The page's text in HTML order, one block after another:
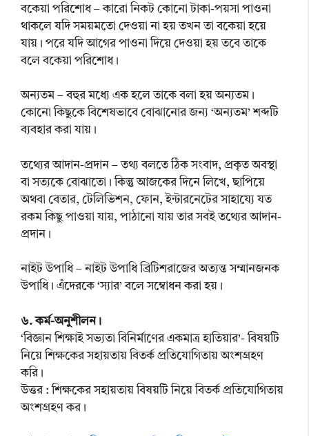
বকেয়া পরিশোধ – কারো নিকট কোনো টাকা-পয়সা পাওনা
থাকলে যদি সময়মতো দেওয়া না হয় তখন তা বকেয়া হয়ে
যায়। পরে যদি আগের পাওনা দিয়ে দেওয়া হয় তবে তাকে
বলে বকেয়া পরিশোধ।
অন্যতম – বহুর মধ্যে এক হলে তাকে বলা হয় অন্যতম।
কোনো কিছুকে বিশেষভাবে বোঝানোর জন্য ‘অন্যতম’ শব্দটি
ব্যবহার করা যায়।
তথ্যের আদান-প্ৰদান – তথ্য বলতে ঠিক সংবাদ, প্রকৃত অবস্থা
বা সত্যকে বোঝাতো। কিন্তু আজকের দিনে লিখে, ছাপিয়ে
অথবা বেতার, টেলিভিশন, ফোন, ইন্টারনেটের সাহায্যে যত
রকম কিছু পাওয়া যায়, পাঠানো যায় তার সবই তথ্যের আদান-
প্রদান।
নাইট উপাধি – নাইট উপাধি ব্রিটিশরাজের অত্যন্ত সম্মানজনক
উপাধি। এঁদেরকে ‘স্যার’ বলে সম্বোধন করা হয়।
৬. কর্ম-অনুশীলন।
‘বিজ্ঞান শিক্ষাই সভ্যতা বিনির্মাণের একমাত্র হাতিয়ার’- বিষয়টি
নিয়ে শিক্ষকের সহায়তায় বিতর্ক প্রতিযোগিতায় অংশগ্রহণ
করি।
উত্তর : শিক্ষকের সহায়তায় বিষয়টি নিয়ে বিতর্ক প্রতিযোগিতায়
অংশগ্রহণ কর।